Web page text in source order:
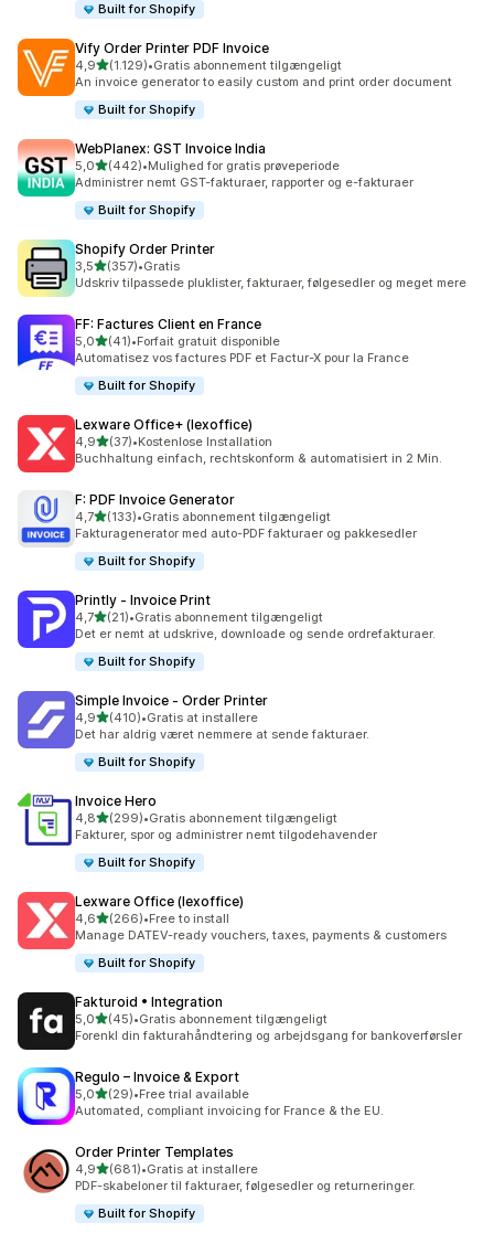
Built for Shopify
Vify Order Printer PDF Invoice
4,9ud af 5 stjerner
(1.129)
1129 anmeldelser i alt
•Gratis abonnement tilgængeligt
An invoice generator to easily custom and print order document
Built for Shopify
WebPlanex: GST Invoice India
5,0ud af 5 stjerner
(442)
442 anmeldelser i alt
•Mulighed for gratis prøveperiode
Administrer nemt GST-fakturaer, rapporter og e-fakturaer
Built for Shopify
Shopify Order Printer
3,5ud af 5 stjerner
(357)
357 anmeldelser i alt
•Gratis
Udskriv tilpassede pluklister, fakturaer, følgesedler og meget mere
FF: Factures Client en France
5,0ud af 5 stjerner
(41)
41 anmeldelser i alt
•Forfait gratuit disponible
Automatisez vos factures PDF et Factur-X pour la France
Built for Shopify
Lexware Office+ (lexoffice)
4,9ud af 5 stjerner
(37)
37 anmeldelser i alt
•Kostenlose Installation
Buchhaltung einfach, rechtskonform & automatisiert in 2 Min.
F: PDF Invoice Generator
4,7ud af 5 stjerner
(133)
133 anmeldelser i alt
•Gratis abonnement tilgængeligt
Fakturagenerator med auto-PDF fakturaer og pakkesedler
Built for Shopify
Printly ‑ Invoice Print
4,7ud af 5 stjerner
(21)
21 anmeldelser i alt
•Gratis abonnement tilgængeligt
Det er nemt at udskrive, downloade og sende ordrefakturaer.
Built for Shopify
Simple Invoice ‑ Order Printer
4,9ud af 5 stjerner
(410)
410 anmeldelser i alt
•Gratis at installere
Det har aldrig været nemmere at sende fakturaer.
Built for Shopify
Invoice Hero
4,8ud af 5 stjerner
(299)
299 anmeldelser i alt
•Gratis abonnement tilgængeligt
Fakturer, spor og administrer nemt tilgodehavender
Built for Shopify
Lexware Office (lexoffice)
4,6ud af 5 stjerner
(266)
266 anmeldelser i alt
•Free to install
Manage DATEV-ready vouchers, taxes, payments & customers
Built for Shopify
Fakturoid • Integration
5,0ud af 5 stjerner
(45)
45 anmeldelser i alt
•Gratis abonnement tilgængeligt
Forenkl din fakturahåndtering og arbejdsgang for bankoverførsler
Regulo – Invoice & Export
5,0ud af 5 stjerner
(29)
29 anmeldelser i alt
•Free trial available
Automated, compliant invoicing for France & the EU.
Order Printer Templates
4,9ud af 5 stjerner
(681)
681 anmeldelser i alt
•Gratis at installere
PDF-skabeloner til fakturaer, følgesedler og returneringer.
Built for Shopify